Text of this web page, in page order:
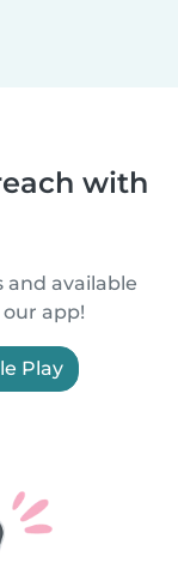
with
available
app!
Play